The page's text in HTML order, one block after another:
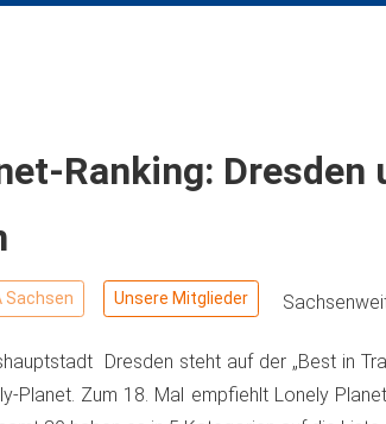
Ranking: Dresden
Sachsen Unsere Mitglieder
Dresden steht auf der „Best in
Planet. Zum 18. Mal empfiehlt Lonely